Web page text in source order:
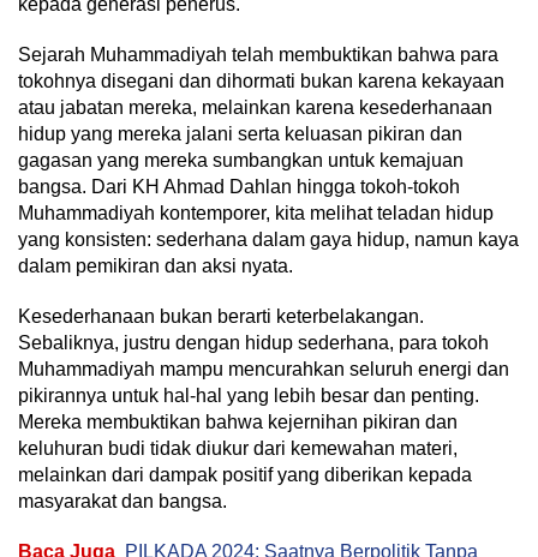
kepada generasi penerus.
Sejarah Muhammadiyah telah membuktikan bahwa para
tokohnya disegani dan dihormati bukan karena kekayaan
atau jabatan mereka, melainkan karena kesederhanaan
hidup yang mereka jalani serta keluasan pikiran dan
gagasan yang mereka sumbangkan untuk kemajuan
bangsa. Dari KH Ahmad Dahlan hingga tokoh-tokoh
Muhammadiyah kontemporer, kita melihat teladan hidup
yang konsisten: sederhana dalam gaya hidup, namun kaya
dalam pemikiran dan aksi nyata.
Kesederhanaan bukan berarti keterbelakangan.
Sebaliknya, justru dengan hidup sederhana, para tokoh
Muhammadiyah mampu mencurahkan seluruh energi dan
pikirannya untuk hal-hal yang lebih besar dan penting.
Mereka membuktikan bahwa kejernihan pikiran dan
keluhuran budi tidak diukur dari kemewahan materi,
melainkan dari dampak positif yang diberikan kepada
masyarakat dan bangsa.
Baca Juga PILKADA 2024: Saatnya Berpolitik Tanpa